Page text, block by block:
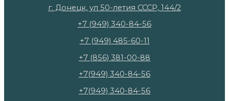
г. Донецк, ул 50-летия СССР, 144/2
+7 (949) 340-84-56
+7 (949) 485-60-11
+7 (856) 381-00-88
+7(949) 340-84-56
+7(949) 340-84-56